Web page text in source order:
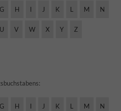
G H I J K L M N
U V W X Y Z
G H I J K L M N